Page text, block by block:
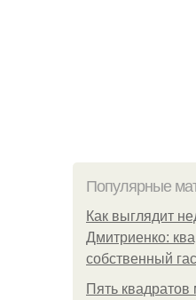
Популярные
Как выглядит
Дмитриенко:
собственный
Пять квадратoв